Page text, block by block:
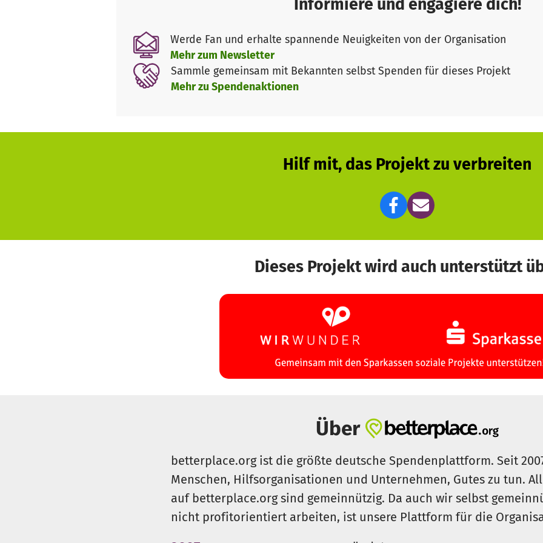
Informiere und engagiere dich!
Werde Fan und erhalte spannende Neuigkeiten von der Organisation
Mehr zum Newsletter
Sammle gemeinsam mit Bekannten selbst Spenden für dieses Projekt
Mehr zu Spendenaktionen
Hilf mit, das Projekt zu verbreiten
Dieses Projekt wird auch unterstützt
Über
betterplace.org ist die größte deutsche Spendenplattform. Seit
Menschen, Hilfsorganisationen und Unternehmen, Gutes zu tun.
auf betterplace.org sind gemeinnützig. Da auch wir selbst
nicht profitorientiert arbeiten, ist unsere Plattform für die